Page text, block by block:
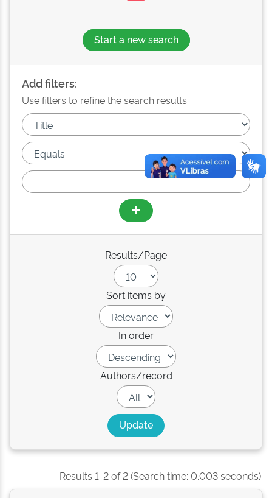
Start a new search
Add filters:
Use filters to refine the search results.
Results/Page
Sort items by
In order
Authors/record
Results 1-2 of 2 (Search time: 0.003 seconds).